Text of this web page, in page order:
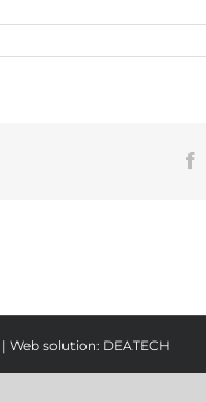
| Web solution: DEATECH